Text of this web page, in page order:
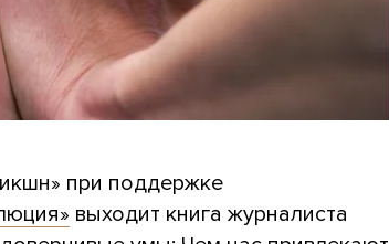
при поддержке
выходит книга журналиста